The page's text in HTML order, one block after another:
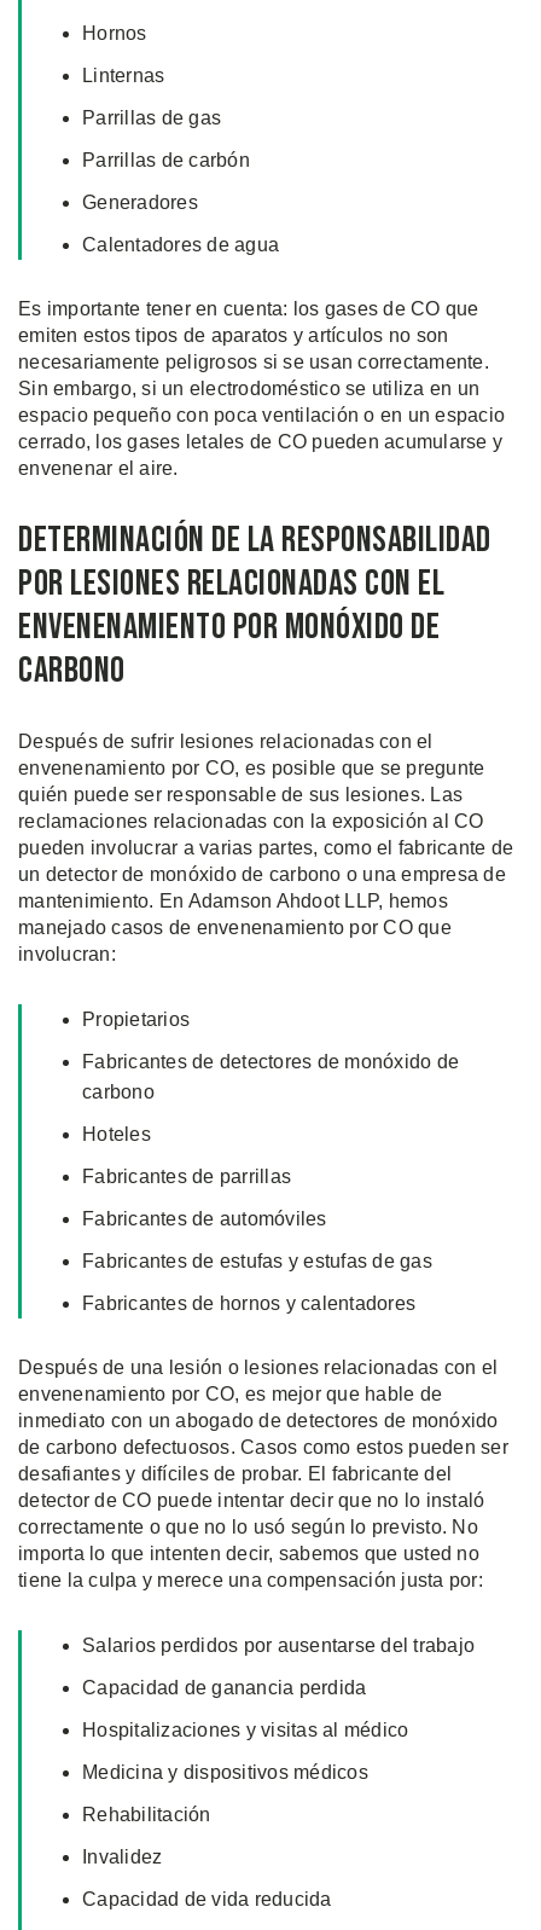
Hornos
Linternas
Parrillas de gas
Parrillas de carbón
Generadores
Calentadores de agua
Es importante tener en cuenta: los gases de CO que
emiten estos tipos de aparatos y artículos no son
necesariamente peligrosos si se usan correctamente.
Sin embargo, si un electrodoméstico se utiliza en un
espacio pequeño con poca ventilación o en un espacio
cerrado, los gases letales de CO pueden acumularse y
envenenar el aire.
Determinación de la Responsabilidad
Por Lesiones Relacionadas Con El
Envenenamiento Por Monóxido de
Carbono
Después de sufrir lesiones relacionadas con el
envenenamiento por CO, es posible que se pregunte
quién puede ser responsable de sus lesiones. Las
reclamaciones relacionadas con la exposición al CO
pueden involucrar a varias partes, como el fabricante de
un detector de monóxido de carbono o una empresa de
mantenimiento. En Adamson Ahdoot LLP, hemos
manejado casos de envenenamiento por CO que
involucran:
Propietarios
Fabricantes de detectores de monóxido de
carbono
Hoteles
Fabricantes de parrillas
Fabricantes de automóviles
Fabricantes de estufas y estufas de gas
Fabricantes de hornos y calentadores
Después de una lesión o lesiones relacionadas con el
envenenamiento por CO, es mejor que hable de
inmediato con un abogado de detectores de monóxido
de carbono defectuosos. Casos como estos pueden ser
desafiantes y difíciles de probar. El fabricante del
detector de CO puede intentar decir que no lo instaló
correctamente o que no lo usó según lo previsto. No
importa lo que intenten decir, sabemos que usted no
tiene la culpa y merece una compensación justa por:
Salarios perdidos por ausentarse del trabajo
Capacidad de ganancia perdida
Hospitalizaciones y visitas al médico
Medicina y dispositivos médicos
Rehabilitación
Invalidez
Capacidad de vida reducida